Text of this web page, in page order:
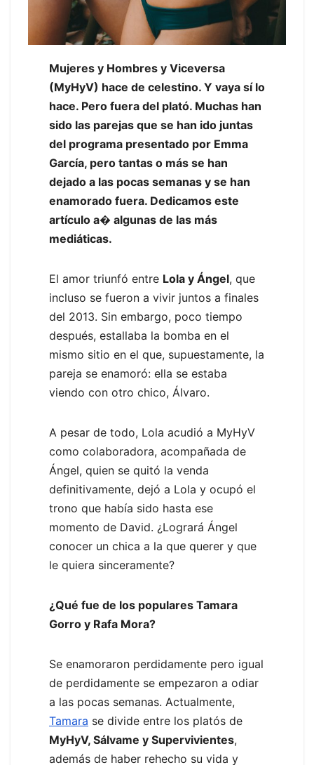
Mujeres y Hombres y Viceversa
(MyHyV) hace de celestino. Y vaya sí lo
hace. Pero fuera del plató. Muchas han
sido las parejas que se han ido juntas
del programa presentado por Emma
García, pero tantas o más se han
dejado a las pocas semanas y se han
enamorado fuera. Dedicamos este
artículo a� algunas de las más
mediáticas.
El amor triunfó entre Lola y Ángel, que
incluso se fueron a vivir juntos a finales
del 2013. Sin embargo, poco tiempo
después, estallaba la bomba en el
mismo sitio en el que, supuestamente, la
pareja se enamoró: ella se estaba
viendo con otro chico, Álvaro.
A pesar de todo, Lola acudió a MyHyV
como colaboradora, acompañada de
Ángel, quien se quitó la venda
definitivamente, dejó a Lola y ocupó el
trono que había sido hasta ese
momento de David. ¿Logrará Ángel
conocer un chica a la que querer y que
le quiera sinceramente?
¿Qué fue de los populares Tamara
Gorro y Rafa Mora?
Se enamoraron perdidamente pero igual
de perdidamente se empezaron a odiar
a las pocas semanas. Actualmente,
Tamara se divide entre los platós de
MyHyV, Sálvame y Supervivientes,
además de haber rehecho su vida y